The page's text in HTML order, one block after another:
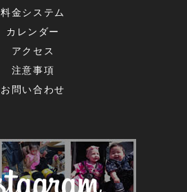
料金システム
カレンダー
アクセス
注意事項
お問い合わせ